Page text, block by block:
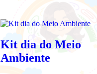
Kit dia do Meio
Ambiente